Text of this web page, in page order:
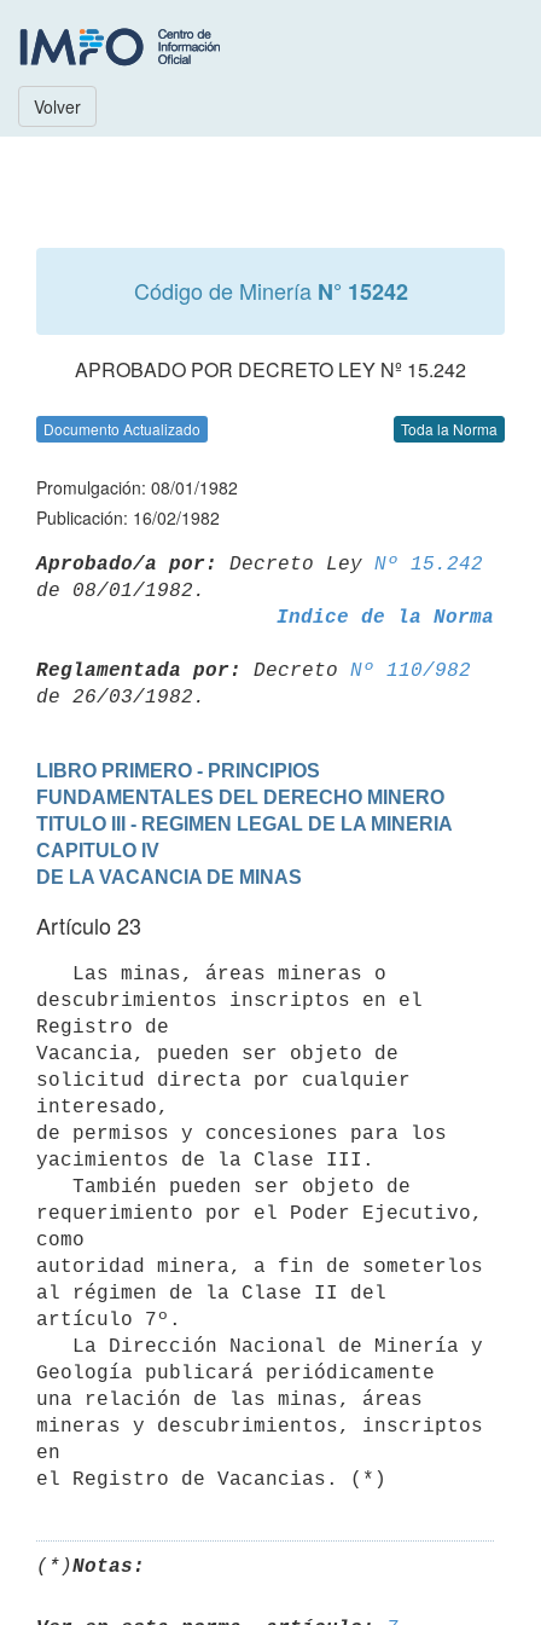
Volver
Código de Minería N° 15242
APROBADO POR DECRETO LEY Nº 15.242
Documento Actualizado Toda la Norma
Promulgación: 08/01/1982
Publicación: 16/02/1982
Aprobado/a por: Decreto Ley Nº 15.242
Indice de la Norma
Reglamentada por: Decreto Nº 110/982
LIBRO PRIMERO - PRINCIPIOS
FUNDAMENTALES DEL DERECHO MINERO
TITULO III - REGIMEN LEGAL DE LA MINERIA
CAPITULO IV
DE LA VACANCIA DE MINAS
Artículo 23
descubrimientos inscriptos en el
Registro de
Vacancia, pueden ser objeto de
solicitud directa por cualquier
interesado,
de permisos y concesiones para los
yacimientos de la Clase III.
requerimiento por el Poder Ejecutivo,
como
autoridad minera, a fin de someterlos
al régimen de la Clase II del
artículo 7º.
Geología publicará periódicamente
una relación de las minas, áreas
mineras y descubrimientos, inscriptos
en
(*)Notas: